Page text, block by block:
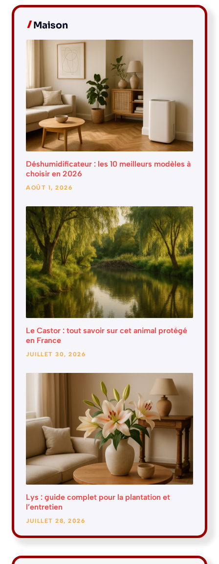
Maison
Déshumidificateur : les 10 meilleurs modèles à
choisir en 2026
AOÛT 1, 2026
Le Castor : tout savoir sur cet animal protégé
en France
JUILLET 30, 2026
Lys : guide complet pour la plantation et
l’entretien
JUILLET 28, 2026